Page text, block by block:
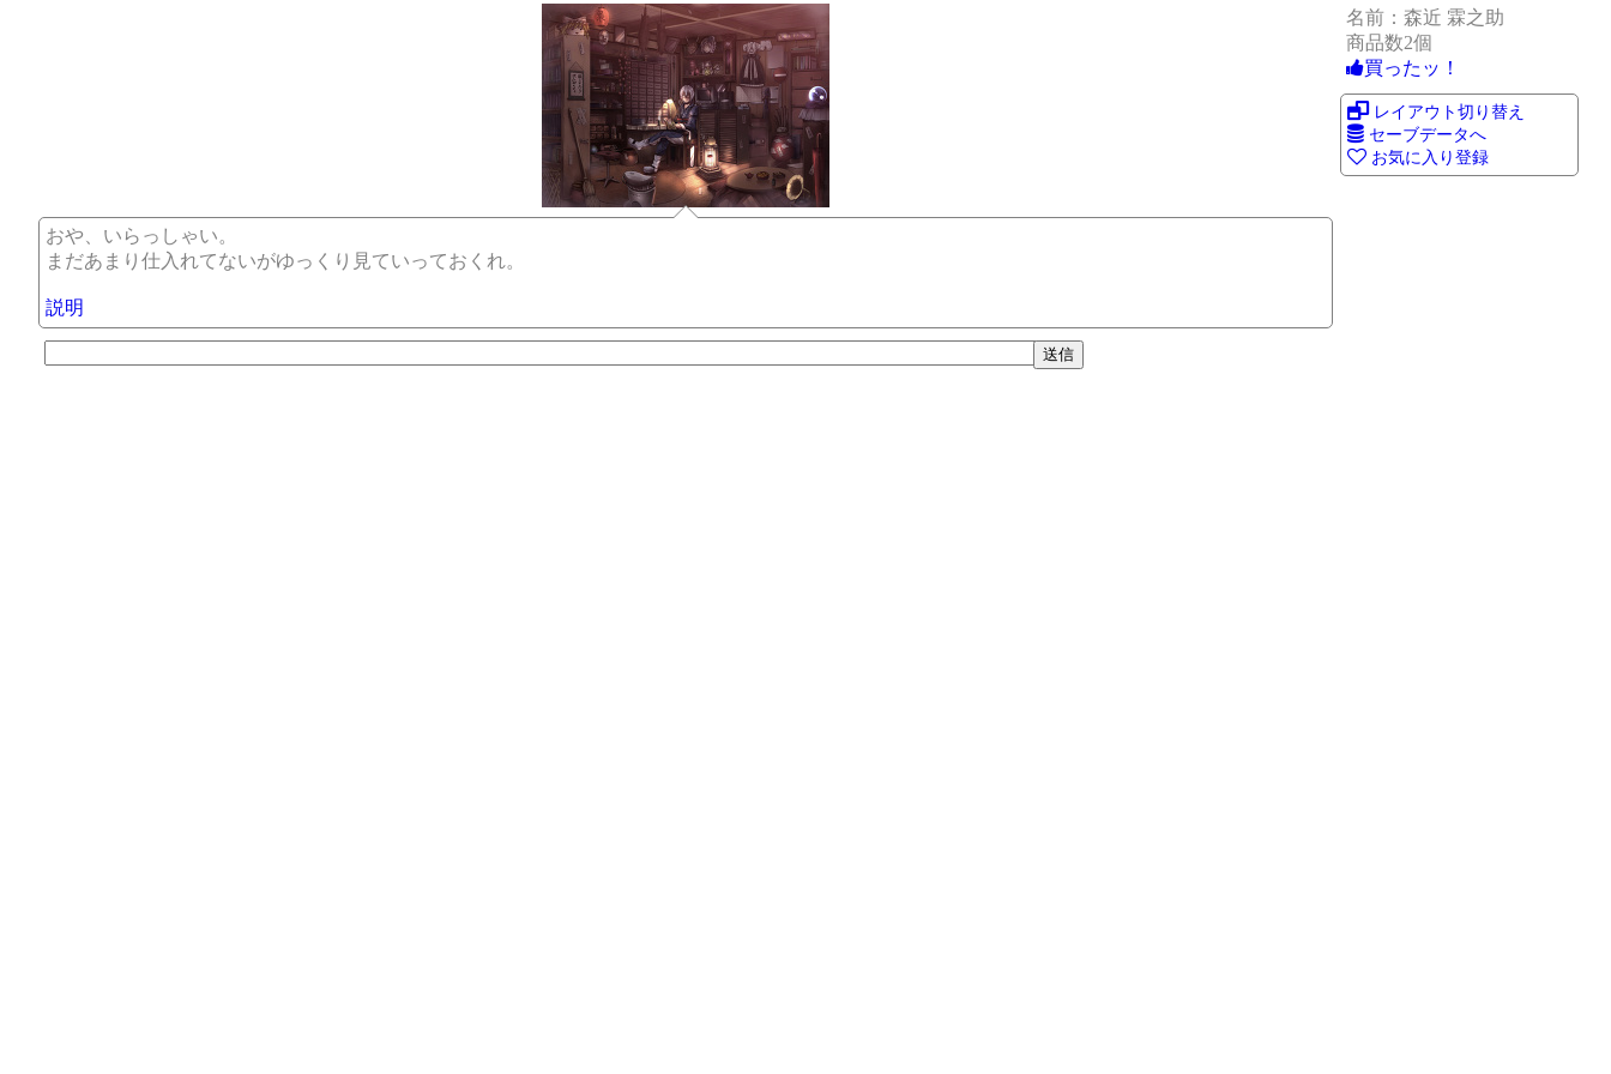
名前：森近 霖之助
商品数2個
買ったッ！
レイアウト切り替え
セーブデータへ
お気に入り登録
おや、いらっしゃい。
まだあまり仕入れてないがゆっくり見ていっておくれ。
説明